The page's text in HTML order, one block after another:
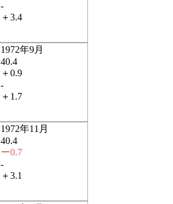
-
＋3.4
1972年9月
40.4
＋0.9
-
＋1.7
1972年11月
40.4
ー0.7
-
＋3.1